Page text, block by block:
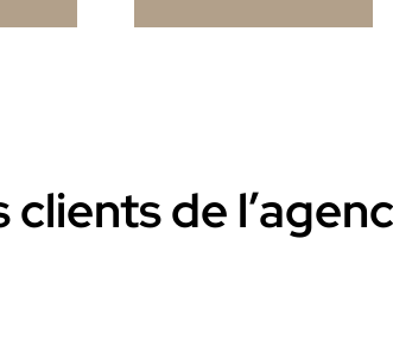
clients de